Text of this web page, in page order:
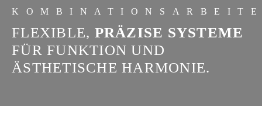
FLEXIBLE, PRÄZISE SYSTEME
FÜR FUNKTION UND
ÄSTHETISCHE HARMONIE.